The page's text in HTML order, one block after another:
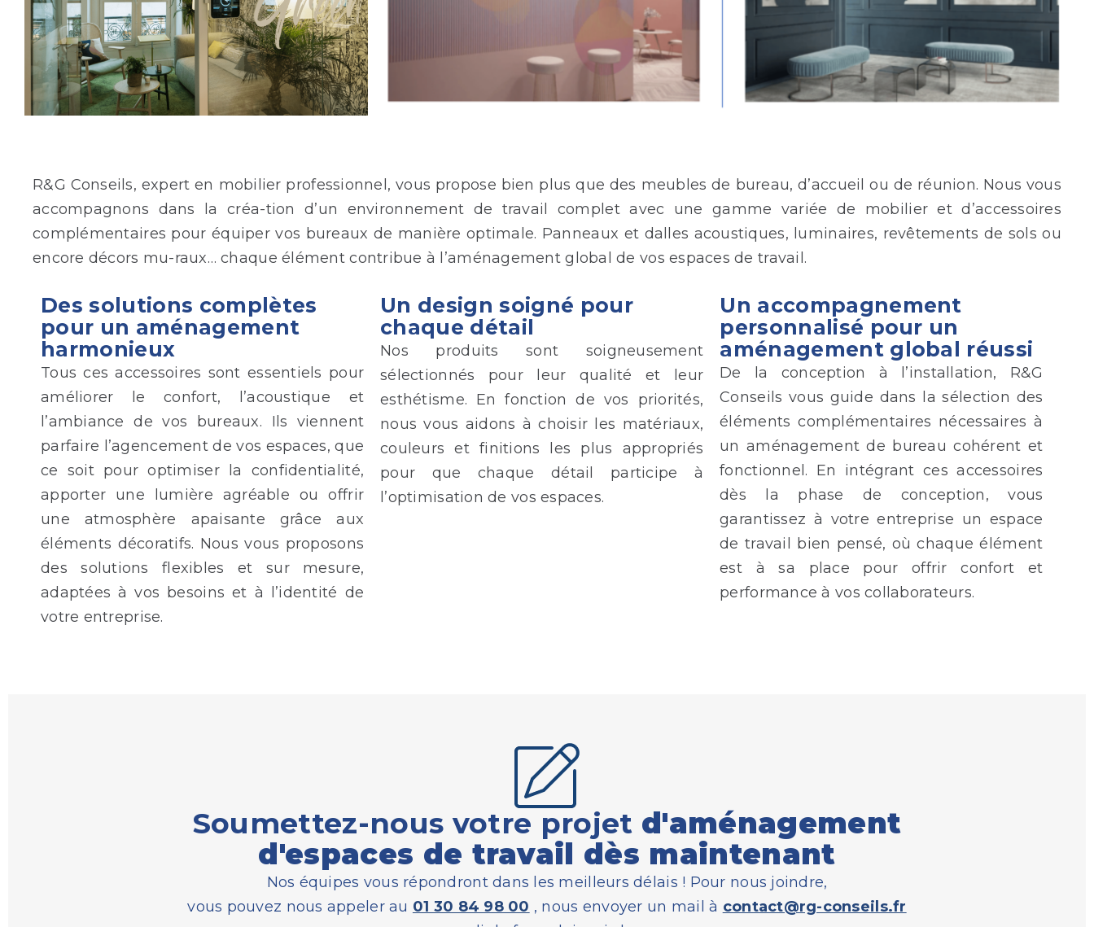
R&G Conseils, expert en mobilier professionnel, vous propose bien plus que des meubles de bureau, d’accueil ou de réunion. Nous vous
accompagnons dans la créa-tion d’un environnement de travail complet avec une gamme variée de mobilier et d’accessoires
complémentaires pour équiper vos bureaux de manière optimale. Panneaux et dalles acoustiques, luminaires, revêtements de sols ou
encore décors mu-raux… chaque élément contribue à l’aménagement global de vos espaces de travail.
Des solutions complètes
pour un aménagement
harmonieux
Tous ces accessoires sont essentiels pour
améliorer le confort, l’acoustique et
l’ambiance de vos bureaux. Ils viennent
parfaire l’agencement de vos espaces, que
ce soit pour optimiser la confidentialité,
apporter une lumière agréable ou offrir
une atmosphère apaisante grâce aux
éléments décoratifs. Nous vous proposons
des solutions flexibles et sur mesure,
adaptées à vos besoins et à l’identité de
votre entreprise.
Un design soigné pour
chaque détail
Nos produits sont soigneusement
sélectionnés pour leur qualité et leur
esthétisme. En fonction de vos priorités,
nous vous aidons à choisir les matériaux,
couleurs et finitions les plus appropriés
pour que chaque détail participe à
l’optimisation de vos espaces.
Un accompagnement
personnalisé pour un
aménagement global réussi
De la conception à l’installation, R&G
Conseils vous guide dans la sélection des
éléments complémentaires nécessaires à
un aménagement de bureau cohérent et
fonctionnel. En intégrant ces accessoires
dès la phase de conception, vous
garantissez à votre entreprise un espace
de travail bien pensé, où chaque élément
est à sa place pour offrir confort et
performance à vos collaborateurs.
Soumettez-nous votre projet d'aménagement
d'espaces de travail dès maintenant
Nos équipes vous répondront dans les meilleurs délais ! Pour nous joindre,
vous pouvez nous appeler au 01 30 84 98 00 , nous envoyer un mail à contact@rg-conseils.fr